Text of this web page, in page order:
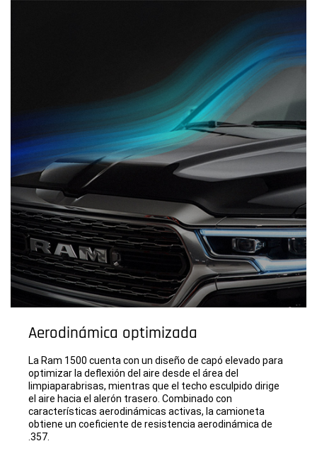
Aerodinámica optimizada
La Ram 1500 cuenta con un diseño de capó elevado para
optimizar la deflexión del aire desde el área del
limpiaparabrisas, mientras que el techo esculpido dirige
el aire hacia el alerón trasero. Combinado con
características aerodinámicas activas, la camioneta
obtiene un coeficiente de resistencia aerodinámica de
.357.